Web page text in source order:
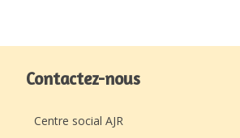
Contactez-nous
Centre social AJR